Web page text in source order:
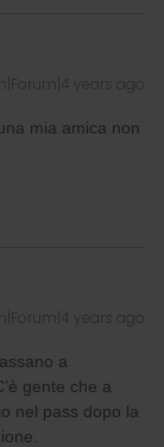
years ago
mia amica non
years ago
a
gente che a
nel pass dopo la